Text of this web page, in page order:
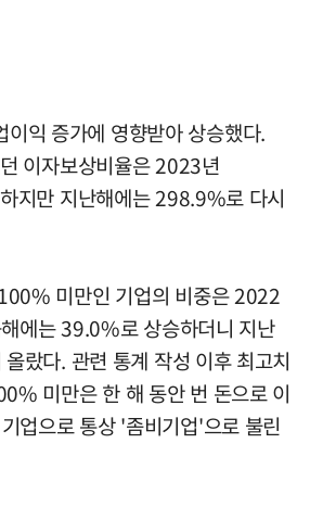
이익 증가에 영향받아 상승했다.
이자보상비율은 2023년
지만 지난해에는 298.9%로 다시
미만인 기업의 비중은 2022
에는 39.0%로 상승하더니 지난
랐다. 관련 통계 작성 이후 최고치
미만은 한 해 동안 번 돈으로 이
업으로 통상 '좀비기업'으로 불린